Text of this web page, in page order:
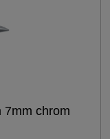
7mm chrom